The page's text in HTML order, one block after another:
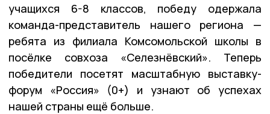
учащихся 6-8 классов, победу одержала
команда-представитель нашего региона —
ребята из филиала Комсомольской школы в
посёлке совхоза «Селезнёвский». Теперь
победители посетят масштабную выставку-
форум «Россия» (0+) и узнают об успехах
нашей страны ещё больше.